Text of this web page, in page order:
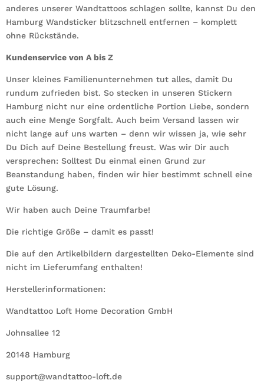
anderes unserer Wandtattoos schlagen sollte, kannst Du den
Hamburg Wandsticker blitzschnell entfernen – komplett
ohne Rückstände.
Kundenservice von A bis Z
Unser kleines Familienunternehmen tut alles, damit Du
rundum zufrieden bist. So stecken in unseren Stickern
Hamburg nicht nur eine ordentliche Portion Liebe, sondern
auch eine Menge Sorgfalt. Auch beim Versand lassen wir
nicht lange auf uns warten – denn wir wissen ja, wie sehr
Du Dich auf Deine Bestellung freust. Was wir Dir auch
versprechen: Solltest Du einmal einen Grund zur
Beanstandung haben, finden wir hier bestimmt schnell eine
gute Lösung.
Wir haben auch Deine Traumfarbe!
Die richtige Größe – damit es passt!
Die auf den Artikelbildern dargestellten Deko-Elemente sind
nicht im Lieferumfang enthalten!
Herstellerinformationen:
Wandtattoo Loft Home Decoration GmbH
Johnsallee 12
20148 Hamburg
support@wandtattoo-loft.de